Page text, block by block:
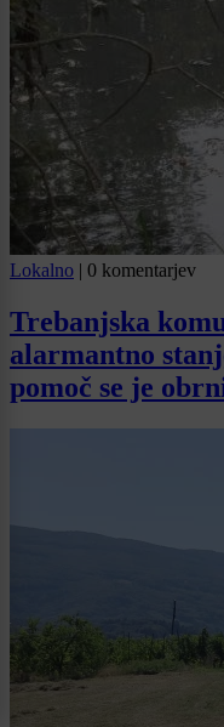
Lokalno | 0 komentarjev
Trebanjska
alarmantno
pomoč se je